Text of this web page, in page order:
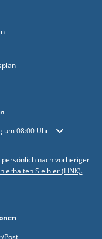
auszublenden
um 08:00 Uhr
nach vorheriger
erhalten Sie hier (LINK).
Post